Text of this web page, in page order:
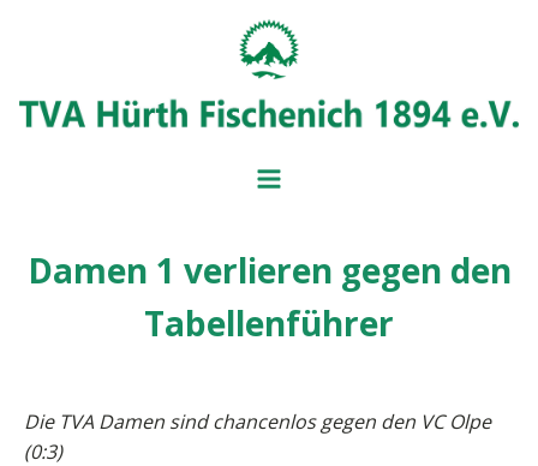
VORSTAND
SERVICE UND
BEITRAGSÜBERSICHT
BALL- UND
Damen 1 verlieren gegen den
Tabellenführer
Die TVA Damen sind chancenlos gegen den VC Olpe
(0:3)